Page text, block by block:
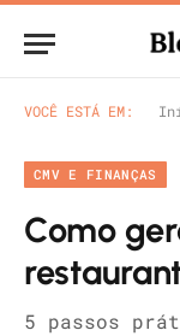
VOCÊ ESTÁ EM:
CMV E FINANÇAS
Como
5 passos